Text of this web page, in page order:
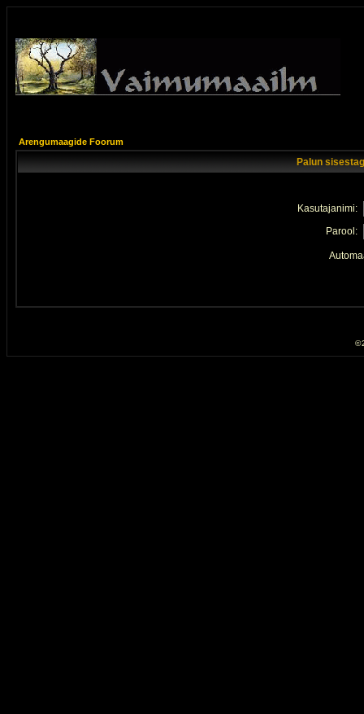
Arengumaagide Foorum
Palun
Kasutajanimi:
Parool:
©